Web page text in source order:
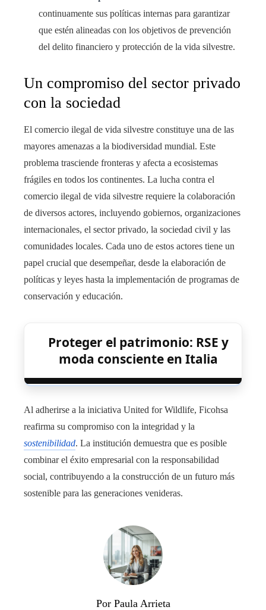
continuamente sus políticas internas para garantizar
que estén alineadas con los objetivos de prevención
del delito financiero y protección de la vida silvestre.
Un compromiso del sector privado
con la sociedad
El comercio ilegal de vida silvestre constituye una de las
mayores amenazas a la biodiversidad mundial. Este
problema trasciende fronteras y afecta a ecosistemas
frágiles en todos los continentes. La lucha contra el
comercio ilegal de vida silvestre requiere la colaboración
de diversos actores, incluyendo gobiernos, organizaciones
internacionales, el sector privado, la sociedad civil y las
comunidades locales. Cada uno de estos actores tiene un
papel crucial que desempeñar, desde la elaboración de
políticas y leyes hasta la implementación de programas de
conservación y educación.
Proteger el patrimonio: RSE y
moda consciente en Italia
Al adherirse a la iniciativa United for Wildlife, Ficohsa
reafirma su compromiso con la integridad y la
sostenibilidad. La institución demuestra que es posible
combinar el éxito empresarial con la responsabilidad
social, contribuyendo a la construcción de un futuro más
sostenible para las generaciones venideras.
Por Paula Arrieta